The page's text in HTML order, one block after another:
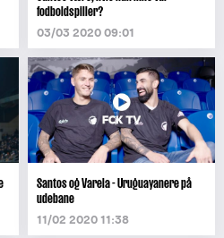
fodboldspiller?
03/03 2020 09:01
Santos og Varela - Uruguayanere på
udebane
11/02 2020 11:38